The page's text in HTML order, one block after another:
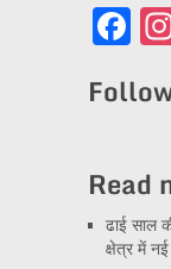
Read
ढाई साल
क्षेत्र में